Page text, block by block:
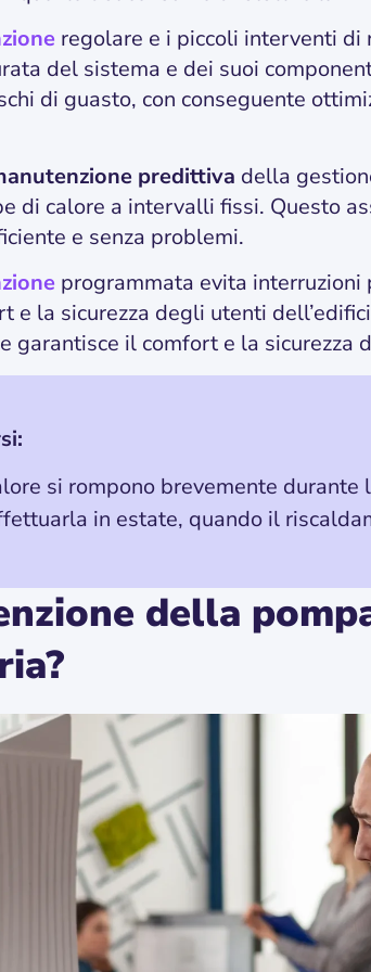
regolare e i piccoli interventi
del sistema e dei suoi
di guasto, con conseguente
predittiva della
di calore a intervalli fissi. Questo
e senza problemi.
programmata evita
e la sicurezza degli utenti
garantisce il comfort e la sicurezza
si rompono brevemente durante
in estate, quando il
della